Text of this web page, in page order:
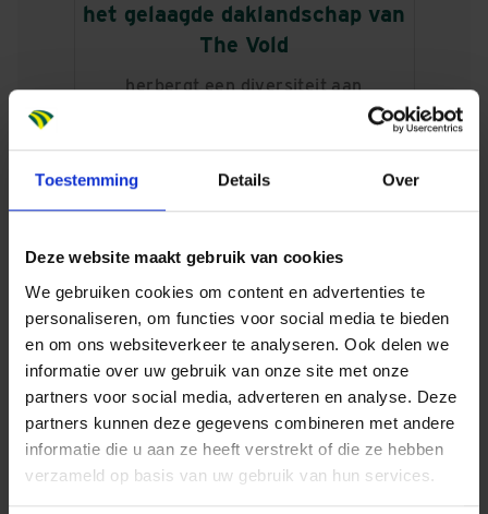
Toestemming Details Over
Deze website maakt gebruik van cookies
We gebruiken cookies om content en advertenties te
personaliseren, om functies voor social media te bieden
en om ons websiteverkeer te analyseren. Ook delen we
informatie over uw gebruik van onze site met onze
partners voor social media, adverteren en analyse. Deze
partners kunnen deze gegevens combineren met andere
informatie die u aan ze heeft verstrekt of die ze hebben
verzameld op basis van uw gebruik van hun services.
het gelaagde daklandschap van
The Vold
herbergt een diversiteit aan
diversiteit aan woningtypes
maken The Vold tot een plek waar
iedereen zich thuis kan voelen
Samen bouwen aan een levendige plek